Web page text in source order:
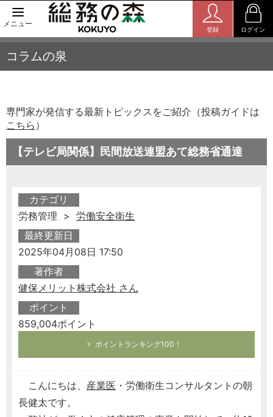
メニュー
登録 ログイン
コラムの泉
専門家が発信する最新トピックスをご紹介（投稿ガイドは
こちら ）
【テレビ局関係】民間放送連盟あて総務省通達
カテゴリ
労務管理 > 労働安全衛生
最終更新日
2025年04月08日 17:50
著作者
健保メリット株式会社 さん
ポイント
859,004ポイント
ポイントランキング100！
こんにちは、 産業医 ・労働衛生コンサルタントの朝
長健太です。